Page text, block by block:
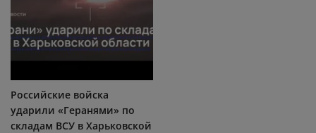
Российские войска
ударили «Геранями» по
складам ВСУ в Харьковской